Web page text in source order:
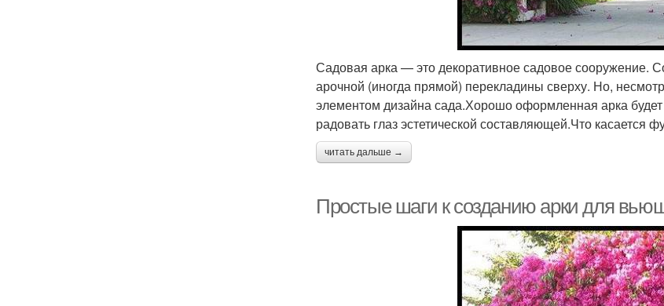
Садовая арка — это декоративное садовое сооружение.
арочной (иногда прямой) перекладины сверху. Но,
элементом дизайна сада.Хорошо оформленная арка
радовать глаз эстетической составляющей.Что касается
читать дальше →
Простые шаги к созданию арки для